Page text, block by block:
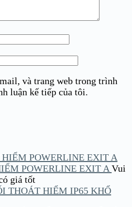
và trang web trong trình
luận kế tiếp của tôi.
POWERLINE EXIT A Vui
giá tốt